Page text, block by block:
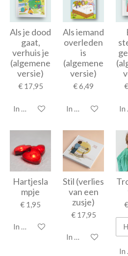
Als je dood
gaat,
verhuis je
(algemene
versie)
€ 17,95
In winkelwagen
Als iemand
overleden
is
(algemene
versie)
€ 6,49
In winkelwagen In
Hartjesla
mpje
€ 1,95
In winkelwagen
Stil (verlies
van een
zusje)
€ 17,95
In winkelwagen
In